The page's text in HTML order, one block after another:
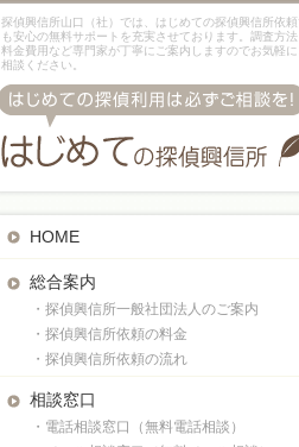
探偵興信所山口（社）では、はじめての探偵興信所依
も安心の無料サポートを充実させております。調査方法
料金費用など専門家が丁寧にご案内しますのでお気軽
相談ください。
HOME
総合案内
・探偵興信所一般社団法人のご案内
・探偵興信所依頼の料金
・探偵興信所依頼の流れ
相談窓口
・電話相談窓口（無料電話相談）